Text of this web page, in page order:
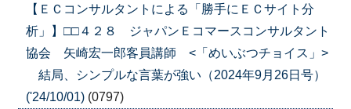
【ＥＣコンサルタントによる「勝手にＥＣサイト分
析」】□□４２８ ジャパンＥコマースコンサルタント
協会 矢崎宏一郎客員講師 <「めいぶつチョイス」>
結局、シンプルな言葉が強い（2024年9月26日号）
('24/10/01) (0797)